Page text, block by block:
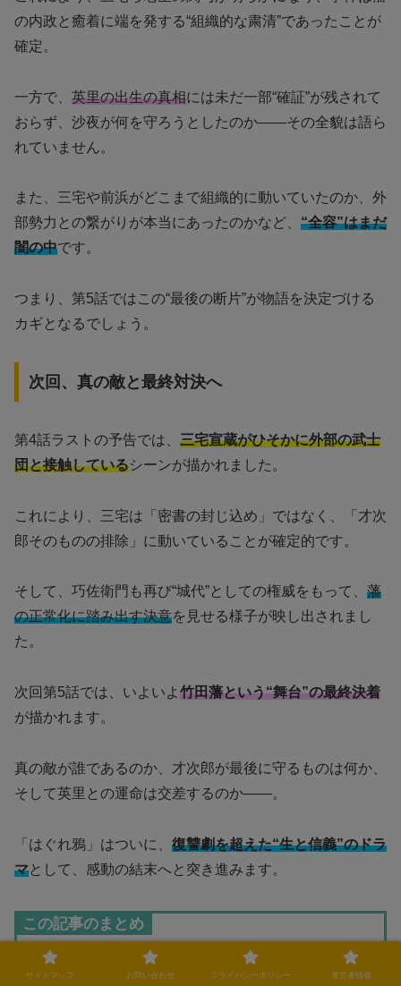
の内政と癒着に端を発する“組織的な粛清”であったことが
確定。
一方で、 英里の出生の真相には未だ一部“確証”が残されて
おらず、沙夜が何を守ろうとしたのか――その全貌は語ら
れていません。
また、三宅や前浜がどこまで組織的に動いていたのか、外
部勢力との繋がりが本当にあったのかなど、 “全容”はまだ
闇の中です。
つまり、第5話ではこの“最後の断片”が物語を決定づける
カギとなるでしょう。
次回、真の敵と最終対決へ
第4話ラストの予告では、 三宅宣蔵がひそかに外部の武士
団と接触しているシーンが描かれました。
これにより、三宅は「密書の封じ込め」ではなく、「才次
郎そのものの排除」に動いていることが確定的です。
そして、巧佐衛門も再び“城代”としての権威をもって、 藩
の正常化に踏み出す決意を見せる様子が映し出されまし
た。
次回第5話では、いよいよ竹田藩という“舞台”の最終決着
が描かれます。
真の敵が誰であるのか、才次郎が最後に守るものは何か、
そして英里との運命は交差するのか――。
「はぐれ鴉」はついに、 復讐劇を超えた“生と信義”のドラ
マとして、感動の結末へと突き進みます。
この記事のまとめ
山田嗣之助の証言で事件の黒幕が浮上
サイトマップ お問い合わせ プライバシーポリシー 運営者情報